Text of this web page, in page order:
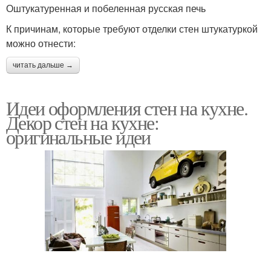
Оштукатуренная и побеленная русская печь
К причинам, которые требуют отделки стен штукатуркой
можно отнести:
читать дальше →
Идеи оформления стен на кухне.
Декор стен на кухне:
оригинальные идеи